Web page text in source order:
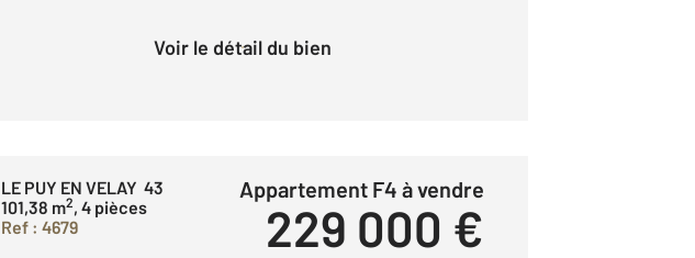
Voir le détail du bien
LE PUY EN VELAY 43
101,38 m2, 4 pièces
Ref : 4679
Appartement F4 à vendre
229 000 €